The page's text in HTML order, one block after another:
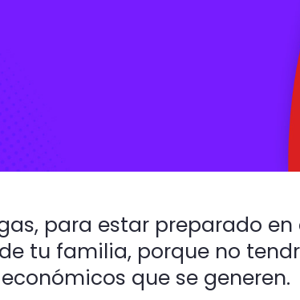
para estar preparado
tu familia, porque no
que se generen.